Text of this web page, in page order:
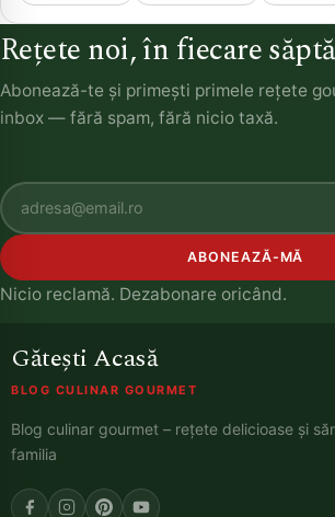
Rețete noi, în fiecare
Abonează-te și primești primele rețete
inbox — fără spam, fără nicio taxă.
ABONEAZĂ-MĂ
Nicio reclamă. Dezabonare oricând.
Gătești Acasă
BLOG CULINAR GOURMET
Blog culinar gourmet – rețete delicioase și
familia